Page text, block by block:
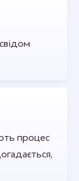
процес